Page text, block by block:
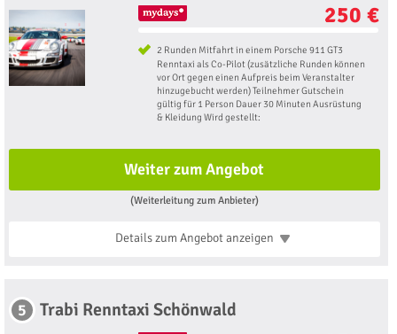
250 €
2 Runden Mitfahrt in einem Porsche 911 GT3
Renntaxi als Co-Pilot (zusätzliche Runden können
vor Ort gegen einen Aufpreis beim Veranstalter
hinzugebucht werden) Teilnehmer Gutschein
gültig für 1 Person Dauer 30 Minuten Ausrüstung
& Kleidung Wird gestellt:
Weiter zum Angebot
(Weiterleitung zum Anbieter)
Details zum Angebotanzeigen
5 Trabi Renntaxi Schönwald